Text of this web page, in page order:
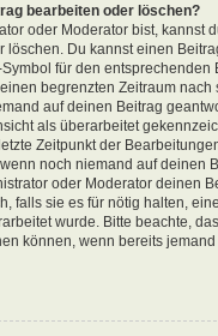
bearbeiten oder löschen?
oder Moderator bist, kannst
löschen. Du kannst einen
Symbol für den entsprechenden
begrenzten Zeitraum nach
auf deinen Beitrag
als überarbeitet
Zeitpunkt der
noch niemand auf deinen
oder Moderator deinen
falls sie es für nötig halten,
wurde. Bitte beachte,
können, wenn bereits